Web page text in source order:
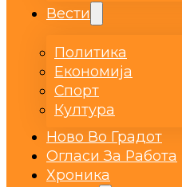
Вести
Политика
Економија
Спорт
Култура
Ново Во Градот
Огласи За Работа
Хроника